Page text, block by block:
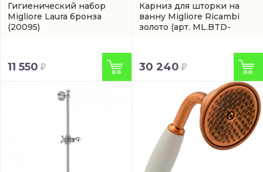
Гигиенический набор
Migliore Laura бронза
(20095)
11 550
Карниз для шторки на
ванну Migliore Ricambi
золото (арт. ML.BTD-
30 240